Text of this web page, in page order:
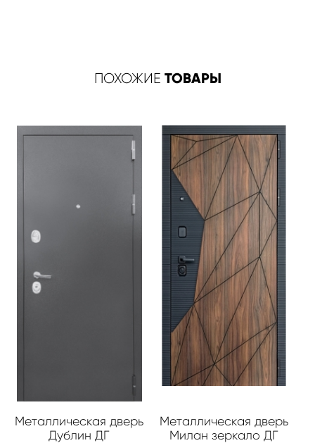
ПОХОЖИЕ ТОВАРЫ
Металлическая дверь
Дублин ДГ
Металлическая дверь
Милан зеркало ДГ